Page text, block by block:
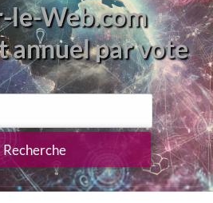
le-Web.com
annuel par vote